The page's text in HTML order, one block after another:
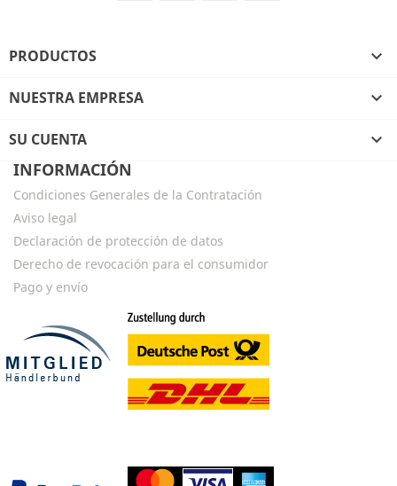
PRODUCTOS 
NUESTRA EMPRESA 
SU CUENTA

INFORMACIÓN
Condiciones Generales de la Contratación
Aviso legal
Declaración de protección de datos
Derecho de revocación para el consumidor
Pago y envío